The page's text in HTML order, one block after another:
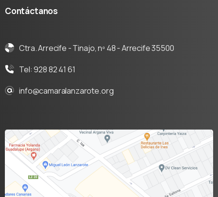
Contáctanos
Ctra. Arrecife - Tinajo, nº 48 - Arrecife 35500
Tel: 928 82 41 61
info@camaralanzarote.org